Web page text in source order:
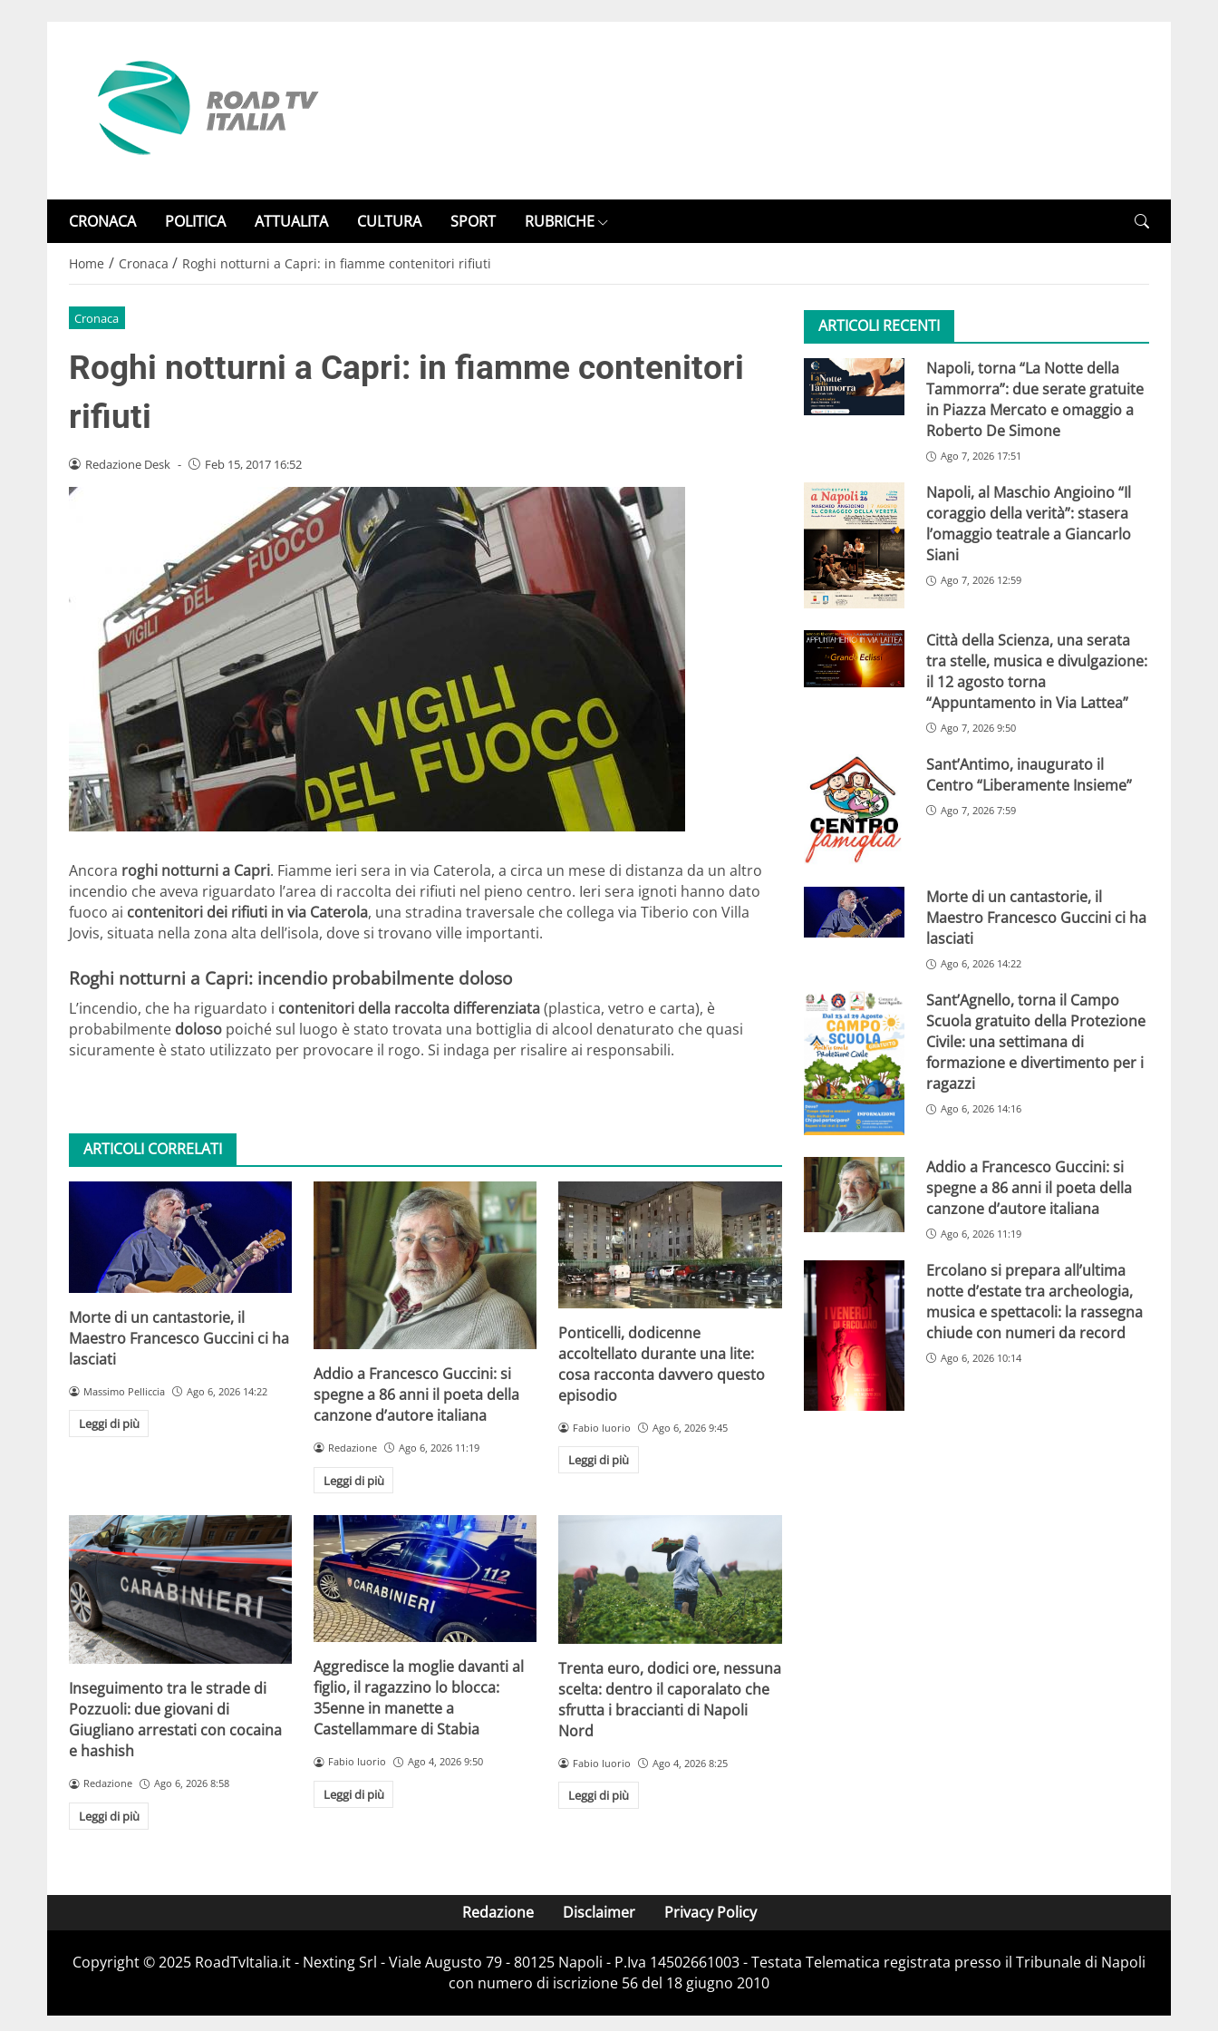
CRONACA POLITICA ATTUALITA CULTURA SPORT RUBRICHE
Home / Cronaca / Roghi notturni a Capri: in fiamme contenitori rifiuti
Cronaca
Roghi notturni a Capri: in fiamme contenitori
rifiuti
Redazione Desk - Feb 15, 2017 16:52
Ancora roghi notturni a Capri. Fiamme ieri sera in via Caterola, a circa un mese di distanza da un altro
incendio che aveva riguardato l’area di raccolta dei rifiuti nel pieno centro. Ieri sera ignoti hanno dato
fuoco ai contenitori dei rifiuti in via Caterola, una stradina traversale che collega via Tiberio con Villa
Jovis, situata nella zona alta dell’isola, dove si trovano ville importanti.
Roghi notturni a Capri: incendio probabilmente doloso
L’incendio, che ha riguardato i contenitori della raccolta differenziata(plastica, vetro e carta), è
probabilmente doloso poiché sul luogo è stato trovata una bottiglia di alcool denaturato che quasi
sicuramente è stato utilizzato per provocare il rogo. Si indaga per risalire ai responsabili.
ARTICOLI CORRELATI
Morte di un cantastorie, il
Maestro Francesco Guccini ci ha
lasciati
Massimo Pelliccia Ago 6, 2026 14:22
Leggi di più
Addio a Francesco Guccini: si
spegne a 86 anni il poeta della
canzone d’autore italiana
Redazione Ago 6, 2026 11:19
Leggi di più
Ponticelli, dodicenne
accoltellato durante una lite:
cosa racconta davvero questo
episodio
Fabio Iuorio Ago 6, 2026 9:45
Leggi di più
Inseguimento tra le strade di
Pozzuoli: due giovani di
Giugliano arrestati con cocaina
e hashish
Redazione Ago 6, 2026 8:58
Leggi di più
Aggredisce la moglie davanti al
figlio, il ragazzino lo blocca:
35enne in manette a
Castellammare di Stabia
Fabio Iuorio Ago 4, 2026 9:50
Leggi di più
Trenta euro, dodici ore, nessuna
scelta: dentro il caporalato che
sfrutta i braccianti di Napoli
Nord
Fabio Iuorio Ago 4, 2026 8:25
Leggi di più
ARTICOLI RECENTI
Napoli, torna “La Notte della
Tammorra”: due serate gratuite
in Piazza Mercato e omaggio a
Roberto De Simone
Ago 7, 2026 17:51
Napoli, al Maschio Angioino “Il
coraggio della verità”: stasera
l’omaggio teatrale a Giancarlo
Siani
Ago 7, 2026 12:59
Città della Scienza, una serata
tra stelle, musica e divulgazione:
il 12 agosto torna
“Appuntamento in Via Lattea”
Ago 7, 2026 9:50
Sant’Antimo, inaugurato il
Centro “Liberamente Insieme”
Ago 7, 2026 7:59
Morte di un cantastorie, il
Maestro Francesco Guccini ci ha
lasciati
Ago 6, 2026 14:22
Sant’Agnello, torna il Campo
Scuola gratuito della Protezione
Civile: una settimana di
formazione e divertimento per i
ragazzi
Ago 6, 2026 14:16
Addio a Francesco Guccini: si
spegne a 86 anni il poeta della
canzone d’autore italiana
Ago 6, 2026 11:19
Ercolano si prepara all’ultima
notte d’estate tra archeologia,
musica e spettacoli: la rassegna
chiude con numeri da record
Ago 6, 2026 10:14
Redazione Disclaimer Privacy Policy
Copyright ©️ 2025 RoadTvItalia.it - Nexting Srl - Viale Augusto 79 - 80125 Napoli - P.Iva 14502661003 - Testata Telematica registrata presso il Tribunale di Napoli
con numero di iscrizione 56 del 18 giugno 2010